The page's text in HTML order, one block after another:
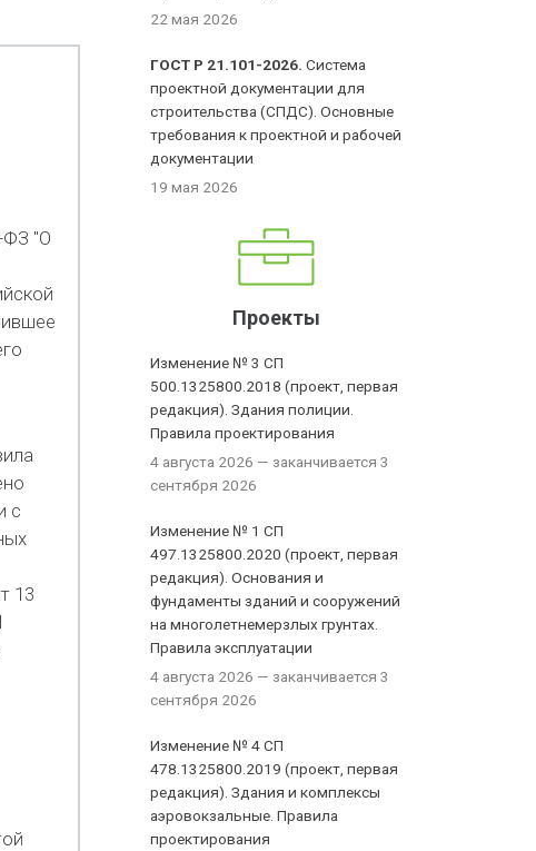
ФЗ "О
с
13
22 мая 2026
ГОСТ Р 21.101-2026. Система
проектной документации для
строительства (СПДС). Основные
требования к проектной и рабочей
документации
19 мая 2026
Проекты
Изменение № 3 СП
500.1325800.2018 (проект, первая
редакция). Здания полиции.
Правила проектирования
4 августа 2026 — заканчивается 3
сентября 2026
Изменение № 1 СП
497.1325800.2020 (проект, первая
редакция). Основания и
фундаменты зданий и сооружений
на многолетнемерзлых грунтах.
Правила эксплуатации
4 августа 2026 — заканчивается 3
сентября 2026
Изменение № 4 СП
478.1325800.2019 (проект, первая
редакция). Здания и комплексы
аэровокзальные. Правила
проектирования